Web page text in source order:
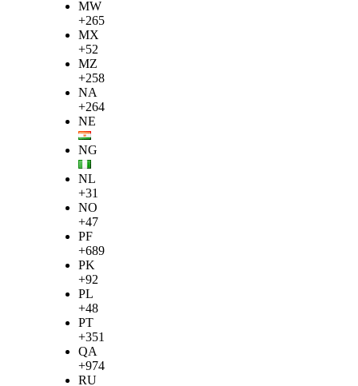
MW
+265
MX
+52
MZ
+258
NA
+264
NE
NG
NL
+31
NO
+47
PF
+689
PK
+92
PL
+48
PT
+351
QA
+974
RU